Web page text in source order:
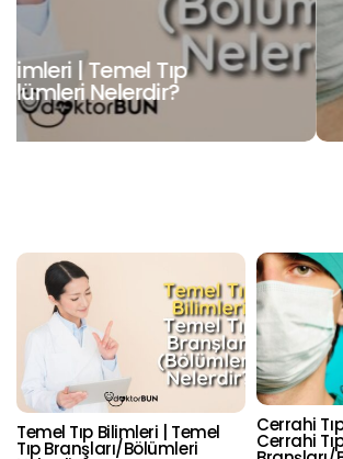
Cerrahi Tıp Bilimleri | Cerrahi
Branşları/Bölümleri Nelerdir?
Temel Tıp Bilimleri | Temel
Tıp Branşları/Bölümleri
Cerrahi
Cerrahi